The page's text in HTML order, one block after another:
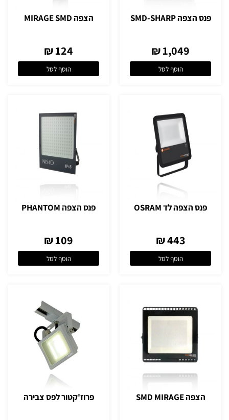
פנס הצפה SMD-SHARP
1,049 ₪
הוסף לסל
הצפה MIRAGE SMD
124 ₪
הוסף לסל
פנס הצפה לד OSRAM
443 ₪
הוסף לסל
פנס הצפה PHANTOM
109 ₪
הוסף לסל
הצפה SMD MIRAGE פרוז'קטור לפס צבירה